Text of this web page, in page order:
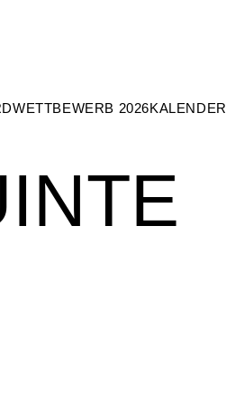
WETTBEWERB 2026KALENDER